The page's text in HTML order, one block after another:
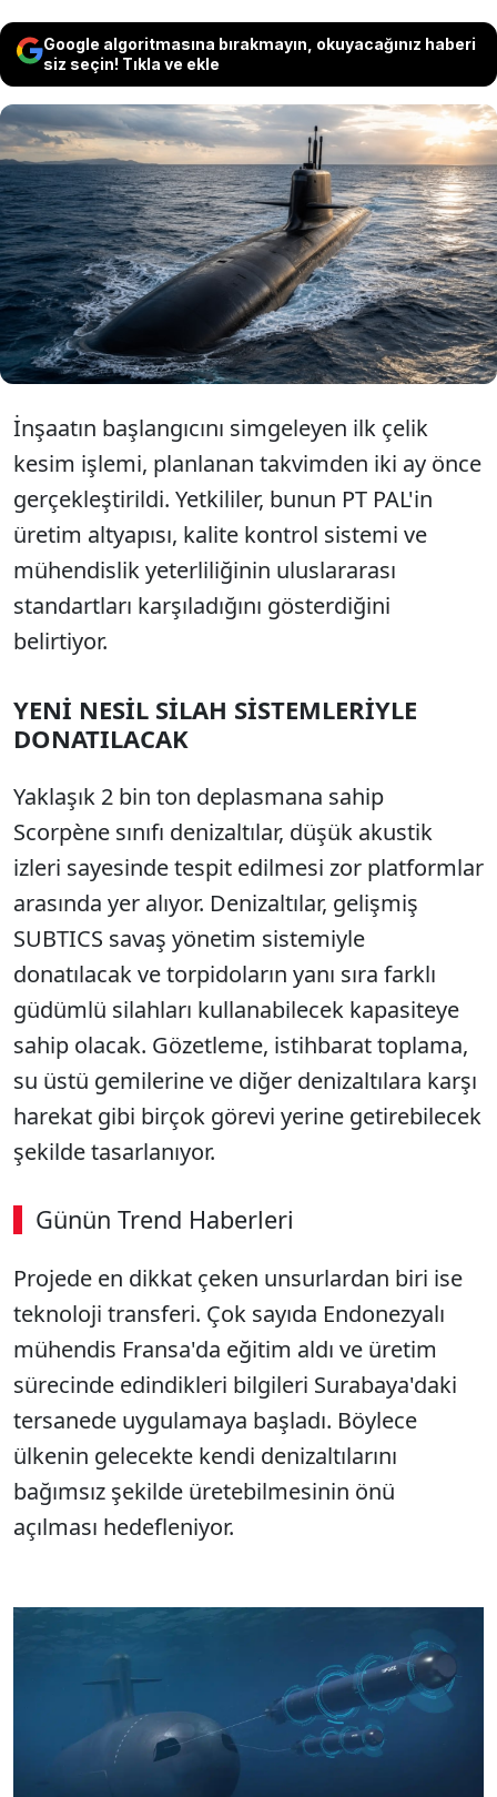
Google algoritmasına bırakmayın, okuyacağınız haberi
siz seçin! Tıkla ve ekle
Endonezya'nın Surabaya kentinde, Fransız
savunma şirketi Naval Group ile devlet tersanesi
PT PAL iş birliğinde iki yeni nesil Scorpène sınıfı
denizaltının inşası resmen başladı. Proje, ülkenin
deniz savunma kapasitesini artırmanın yanı sıra
ileri denizaltı teknolojisinin yerli üretime
aktarılmasını hedefliyor.
İnşaatın başlangıcını simgeleyen ilk çelik
kesim işlemi, planlanan takvimden iki ay önce
gerçekleştirildi. Yetkililer, bunun PT PAL'in
üretim altyapısı, kalite kontrol sistemi ve
mühendislik yeterliliğinin uluslararası
standartları karşıladığını gösterdiğini
belirtiyor.
YENİ NESİL SİLAH SİSTEMLERİYLE
DONATILACAK
Yaklaşık 2 bin ton deplasmana sahip
Scorpène sınıfı denizaltılar, düşük akustik
izleri sayesinde tespit edilmesi zor platformlar
arasında yer alıyor. Denizaltılar, gelişmiş
SUBTICS savaş yönetim sistemiyle
donatılacak ve torpidoların yanı sıra farklı
güdümlü silahları kullanabilecek kapasiteye
sahip olacak. Gözetleme, istihbarat toplama,
su üstü gemilerine ve diğer denizaltılara karşı
harekat gibi birçok görevi yerine getirebilecek
şekilde tasarlanıyor.
Günün Trend Haberleri
Projede en dikkat çeken unsurlardan biri ise
teknoloji transferi. Çok sayıda Endonezyalı
mühendis Fransa'da eğitim aldı ve üretim
sürecinde edindikleri bilgileri Surabaya'daki
tersanede uygulamaya başladı. Böylece
ülkenin gelecekte kendi denizaltılarını
bağımsız şekilde üretebilmesinin önü
açılması hedefleniyor.